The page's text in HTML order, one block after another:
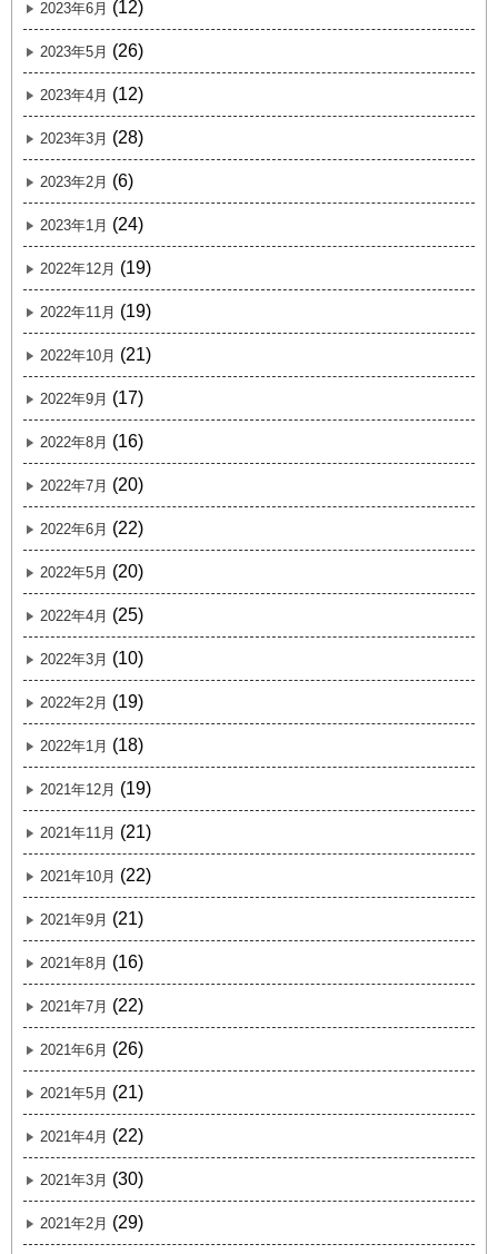
2023年6月 (12)
2023年5月 (26)
2023年4月 (12)
2023年3月 (28)
2023年2月 (6)
2023年1月 (24)
2022年12月 (19)
2022年11月 (19)
2022年10月 (21)
2022年9月 (17)
2022年8月 (16)
2022年7月 (20)
2022年6月 (22)
2022年5月 (20)
2022年4月 (25)
2022年3月 (10)
2022年2月 (19)
2022年1月 (18)
2021年12月 (19)
2021年11月 (21)
2021年10月 (22)
2021年9月 (21)
2021年8月 (16)
2021年7月 (22)
2021年6月 (26)
2021年5月 (21)
2021年4月 (22)
2021年3月 (30)
2021年2月 (29)